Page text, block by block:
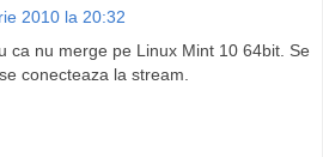
2010 la 20:32
ca nu merge pe Linux Mint 10 64bit. Se
conecteaza la stream.